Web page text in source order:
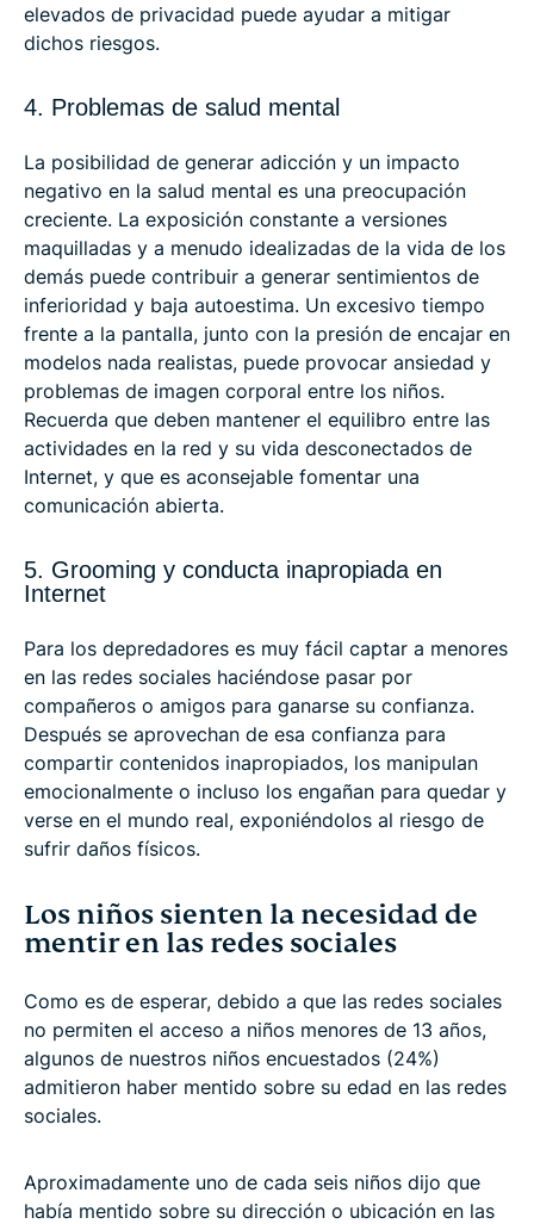
elevados de privacidad puede ayudar a mitigar
dichos riesgos.
4. Problemas de salud mental
La posibilidad de generar adicción y un impacto
negativo en la salud mental es una preocupación
creciente. La exposición constante a versiones
maquilladas y a menudo idealizadas de la vida de los
demás puede contribuir a generar sentimientos de
inferioridad y baja autoestima. Un excesivo tiempo
frente a la pantalla, junto con la presión de encajar en
modelos nada realistas, puede provocar ansiedad y
problemas de imagen corporal entre los niños.
Recuerda que deben mantener el equilibro entre las
actividades en la red y su vida desconectados de
Internet, y que es aconsejable fomentar una
comunicación abierta.
5. Grooming y conducta inapropiada en
Internet
Para los depredadores es muy fácil captar a menores
en las redes sociales haciéndose pasar por
compañeros o amigos para ganarse su confianza.
Después se aprovechan de esa confianza para
compartir contenidos inapropiados, los manipulan
emocionalmente o incluso los engañan para quedar y
verse en el mundo real, exponiéndolos al riesgo de
sufrir daños físicos.
Los niños sienten la necesidad de
mentir en las redes sociales
Como es de esperar, debido a que las redes sociales
no permiten el acceso a niños menores de 13 años,
algunos de nuestros niños encuestados (24%)
admitieron haber mentido sobre su edad en las redes
sociales.
Aproximadamente uno de cada seis niños dijo que
había mentido sobre su dirección o ubicación en las